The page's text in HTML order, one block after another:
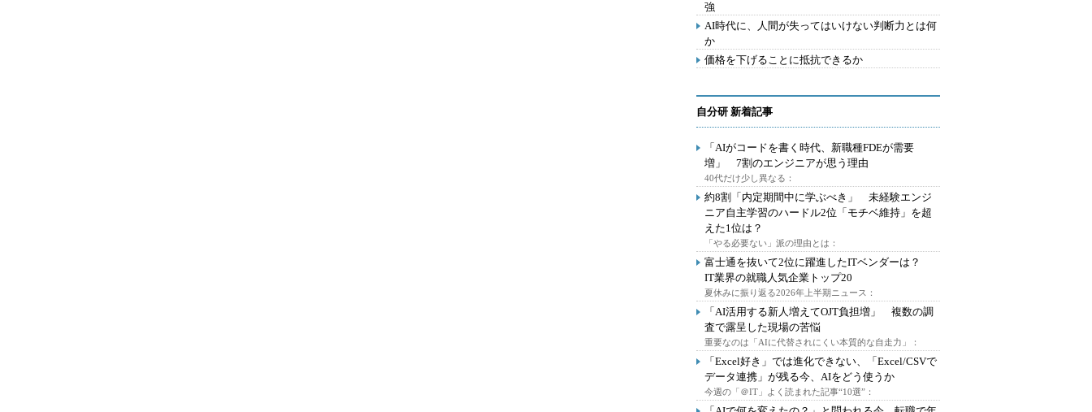
強
AI時代に、人間が失ってはいけない判断力とは何
か
価格を下げることに抵抗できるか
自分研 新着記事
「AIがコードを書く時代、新職種FDEが需要
増」 7割のエンジニアが思う理由
40代だけ少し異なる：
約8割「内定期間中に学ぶべき」 未経験エンジ
ニア自主学習のハードル2位「モチベ維持」を超
えた1位は？
「やる必要ない」派の理由とは：
富士通を抜いて2位に躍進したITベンダーは？
IT業界の就職人気企業トップ20
夏休みに振り返る2026年上半期ニュース：
「AI活用する新人増えてOJT負担増」 複数の調
査で露呈した現場の苦悩
重要なのは「AIに代替されにくい本質的な自走力」：
「Excel好き」では進化できない、「Excel/CSVで
データ連携」が残る今、AIをどう使うか
今週の「＠IT」よく読まれた記事“10選”：